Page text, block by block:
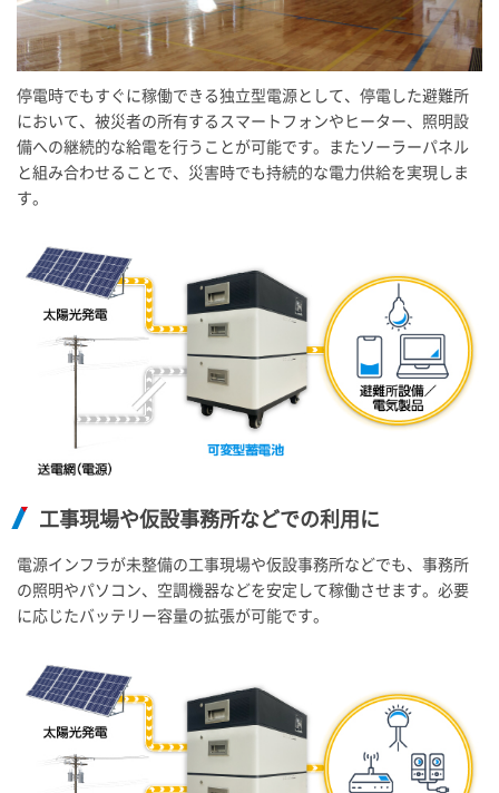
停電時でもすぐに稼働できる独立型電源として、停電した避難所
において、被災者の所有するスマートフォンやヒーター、照明設
備への継続的な給電を行うことが可能です。またソーラーパネル
と組み合わせることで、災害時でも持続的な電力供給を実現しま
す。
工事現場や仮設事務所などでの利用に
電源インフラが未整備の工事現場や仮設事務所などでも、事務所
の照明やパソコン、空調機器などを安定して稼働させます。必要
に応じたバッテリー容量の拡張が可能です。